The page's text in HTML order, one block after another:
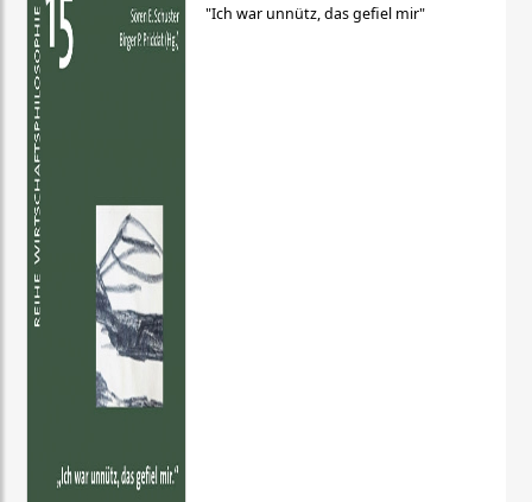
"Ich war unnütz, das gefiel mir"